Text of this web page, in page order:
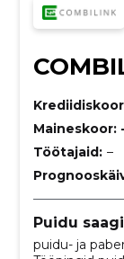
Maineskoor:
Töötajaid: –
Puidu
puidu- ja